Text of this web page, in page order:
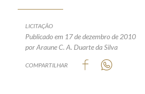
Encarregado (contato)
LICITAÇÃO
Publicado em 17 de dezembro de 2010
por Araune C. A. Duarte da Silva
COMPARTILHAR